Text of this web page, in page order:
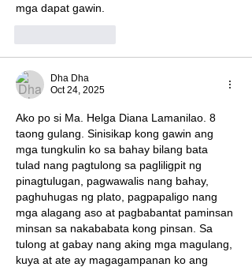
mga dapat gawin.
Dha Dha
Oct 24, 2025
Ako po si Ma. Helga Diana Lamanilao. 8
taong gulang. Sinisikap kong gawin ang
mga tungkulin ko sa bahay bilang bata
tulad nang pagtulong sa pagliligpit ng
pinagtulugan, pagwawalis nang bahay,
paghuhugas ng plato, pagpapaligo nang
mga alagang aso at pagbabantat paminsan
minsan sa nakababata kong pinsan. Sa
tulong at gabay nang aking mga magulang,
kuya at ate ay magagampanan ko ang